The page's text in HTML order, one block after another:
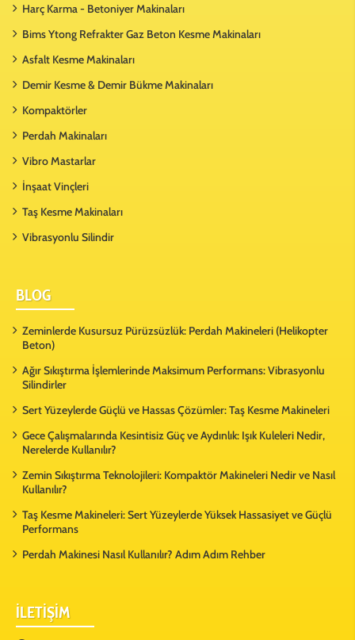
Harç Karma - Betoniyer Makinaları
Bims Ytong Refrakter Gaz Beton Kesme Makinaları
Asfalt Kesme Makinaları
Demir Kesme & Demir Bükme Makinaları
Kompaktörler
Perdah Makinaları
Vibro Mastarlar
İnşaat Vinçleri
Taş Kesme Makinaları
Vibrasyonlu Silindir
BLOG
Zeminlerde Kusursuz Pürüzsüzlük: Perdah Makineleri (Helikopter
Beton)
Ağır Sıkıştırma İşlemlerinde Maksimum Performans: Vibrasyonlu
Silindirler
Sert Yüzeylerde Güçlü ve Hassas Çözümler: Taş Kesme Makineleri
Gece Çalışmalarında Kesintisiz Güç ve Aydınlık: Işık Kuleleri Nedir,
Nerelerde Kullanılır?
Zemin Sıkıştırma Teknolojileri: Kompaktör Makineleri Nedir ve Nasıl
Kullanılır?
Taş Kesme Makineleri: Sert Yüzeylerde Yüksek Hassasiyet ve Güçlü
Performans
Perdah Makinesi Nasıl Kullanılır? Adım Adım Rehber
İLETİŞİM